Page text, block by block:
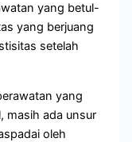
yang betul-
yang berjuang
setelah
yang
masih ada unsur
oleh